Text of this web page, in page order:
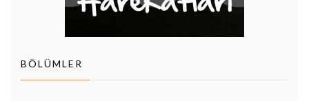
BÖLÜMLER